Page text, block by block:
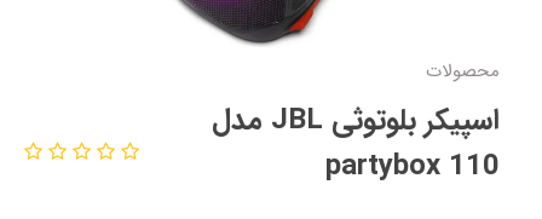
محصولات
اسپیکر بلوتوثی JBL مدل
partybox 110